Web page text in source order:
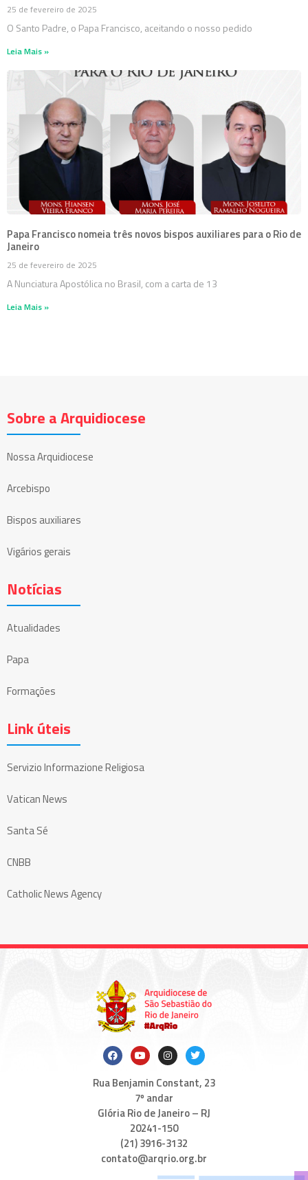
25 de fevereiro de 2025
O Santo Padre, o Papa Francisco, aceitando o nosso pedido
Leia Mais »
Papa Francisco nomeia três novos bispos auxiliares para o Rio de
Janeiro
25 de fevereiro de 2025
A Nunciatura Apostólica no Brasil, com a carta de 13
Leia Mais »
Sobre a Arquidiocese
Nossa Arquidiocese
Arcebispo
Bispos auxiliares
Vigários gerais
Notícias
Atualidades
Papa
Formações
Link úteis
Servizio Informazione Religiosa
Vatican News
Santa Sé
CNBB
Catholic News Agency
Rua Benjamin Constant, 23
7º andar
Glória Rio de Janeiro – RJ
20241-150
(21) 3916-3132
contato@arqrio.org.br